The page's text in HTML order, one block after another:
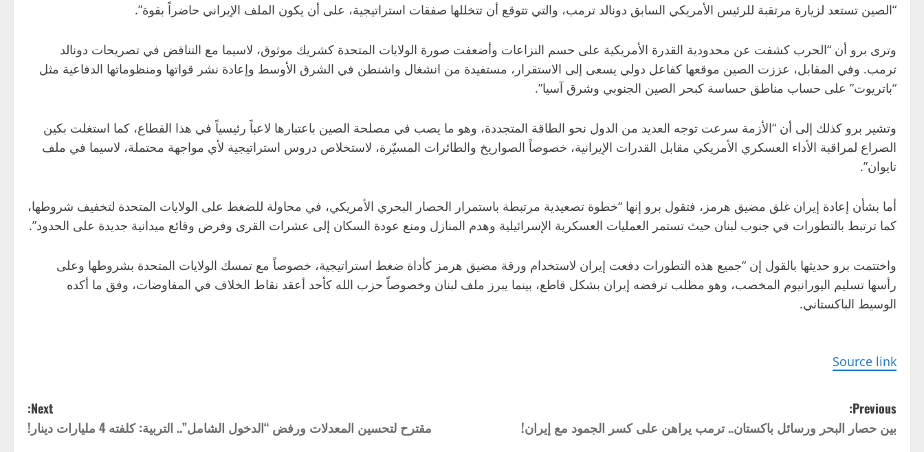
“الصين تستعد لزيارة مرتقبة للرئيس الأمريكي السابق دونالد ترمب، والتي تتوقع أن تتخللها صفقات استراتيجية، على أن يكون الملف الإيراني حاضراً بقوة”.
وترى برو أن “الحرب كشفت عن محدودية القدرة الأمريكية على حسم النزاعات وأضعفت صورة الولايات المتحدة كشريك موثوق، لاسيما مع التناقض في تصريحات دونالد
ترمب. وفي المقابل، عززت الصين موقعها كفاعل دولي يسعى إلى الاستقرار، مستفيدة من انشغال واشنطن في الشرق الأوسط وإعادة نشر قواتها ومنظوماتها الدفاعية مثل
“باتريوت” على حساب مناطق حساسة كبحر الصين الجنوبي وشرق آسيا”.
وتشير برو كذلك إلى أن “الأزمة سرعت توجه العديد من الدول نحو الطاقة المتجددة، وهو ما يصب في مصلحة الصين باعتبارها لاعباً رئيسياً في هذا القطاع، كما استغلت بكين
الصراع لمراقبة الأداء العسكري الأمريكي مقابل القدرات الإيرانية، خصوصاً الصواريخ والطائرات المسيّرة، لاستخلاص دروس استراتيجية لأي مواجهة محتملة، لاسيما في ملف
تايوان”.
أما بشأن إعادة إيران غلق مضيق هرمز، فتقول برو إنها “خطوة تصعيدية مرتبطة باستمرار الحصار البحري الأمريكي، في محاولة للضغط على الولايات المتحدة لتخفيف شروطها،
كما ترتبط بالتطورات في جنوب لبنان حيث تستمر العمليات العسكرية الإسرائيلية وهدم المنازل ومنع عودة السكان إلى عشرات القرى وفرض وقائع ميدانية جديدة على الحدود”.
واختتمت برو حديثها بالقول إن “جميع هذه التطورات دفعت إيران لاستخدام ورقة مضيق هرمز كأداة ضغط استراتيجية، خصوصاً مع تمسك الولايات المتحدة بشروطها وعلى
رأسها تسليم اليورانيوم المخصب، وهو مطلب ترفضه إيران بشكل قاطع، بينما يبرز ملف لبنان وخصوصاً حزب الله كأحد أعقد نقاط الخلاف في المفاوضات، وفق ما أكده
الوسيط الباكستاني.
Source link
P
o
Previous:
بين حصار البحر ورسائل باكستان.. ترمب يراهن على كسر الجمود مع إيران!
Next:
مقترح لتحسين المعدلات ورفض “الدخول الشامل”.. التربية: كلفته 4 مليارات دينار!